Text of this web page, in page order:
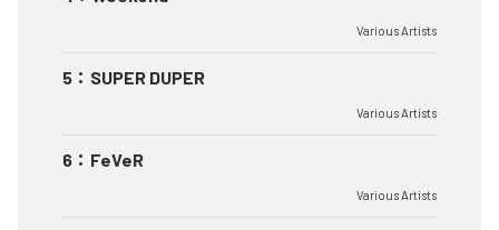
Various Artists
5 ： SUPER DUPER
Various Artists
6 ： FeVeR
Various Artists